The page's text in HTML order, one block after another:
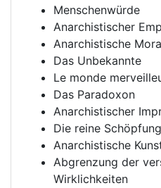
Menschenwürde
Anarchistischer
Anarchistische
Das Unbekannte
Le monde
Das Paradoxon
Anarchistischer
Die reine Schöpfung
Anarchistische
Abgrenzung der
Wirklichkeiten